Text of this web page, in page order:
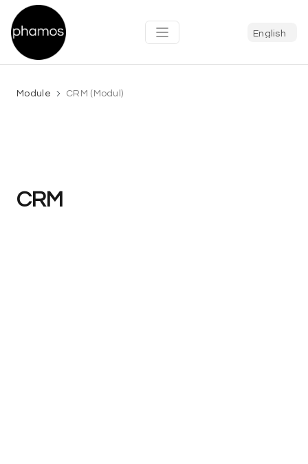
Module CRM (Modul)
CRM